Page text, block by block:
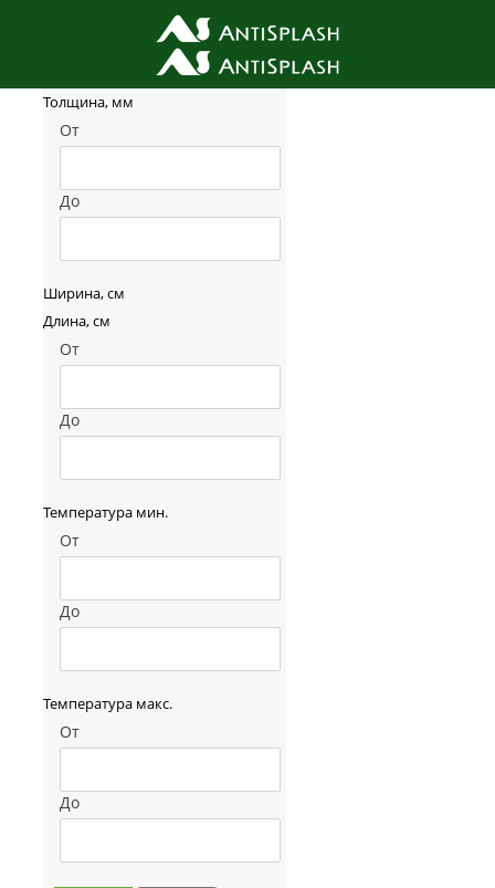
Фильтр товаров
Толщина, мм
От
До
Ширина, см
Длина, см
От
До
Температура мин.
От
До
Температура макс.
От
До